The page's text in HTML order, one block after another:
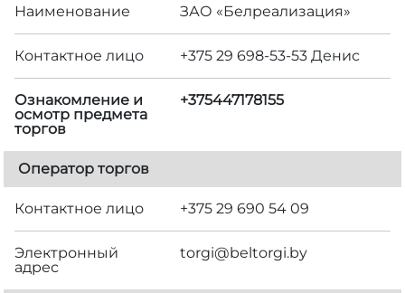
Наименование ЗАО «Белреализация»
Контактное лицо +375 29 698-53-53 Денис
Ознакомление и
осмотр предмета
торгов
+375447178155
Оператор торгов
Контактное лицо +375 29 690 54 09
Электронный
адрес
torgi@beltorgi.by